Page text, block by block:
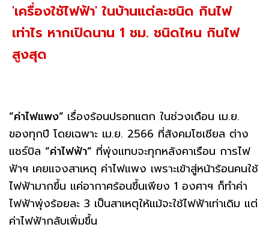
'เครื่องใช้ไฟฟ้า' ในบ้านแต่ละชนิด กินไฟ
เท่าไร หากเปิดนาน 1 ชม. ชนิดไหน กินไฟ
สูงสุด
“ค่าไฟแพง” เรื่องร้อนปรอทแตก ในช่วงเดือน เม.ย.
ของทุกปี โดยเฉพาะ เม.ย. 2566 ที่สังคมโซเชียล ต่าง
แชร์บิล “ค่าไฟฟ้า” ที่พุ่งแทบจะทุกหลังคาเรือน การไฟ
ฟ้าฯ เคยแจงสาเหตุ ค่าไฟแพง เพราะเข้าสู่หน้าร้อนคนใช้
ไฟฟ้ามากขึ้น แค่อากาศร้อนขึ้นเพียง 1 องศาฯ ก็ทำค่า
ไฟฟ้าพุ่งร้อยละ 3 เป็นสาเหตุให้แม้จะใช้ไฟฟ้าเท่าเดิม แต่
ค่าไฟฟ้ากลับเพิ่มขึ้น